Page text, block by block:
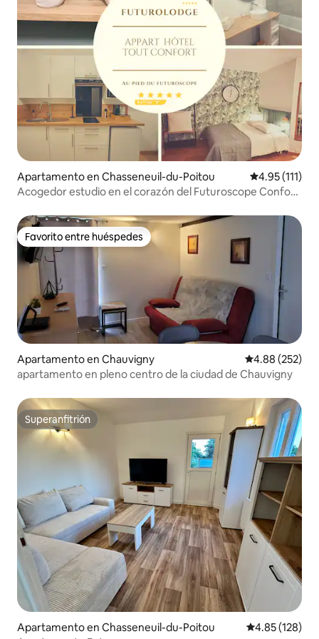
Apartamento en Chasseneuil-du-Poitou Calificación
4.95 (111)
Acogedor estudio en el corazón del Futuroscope Confort
Favorito entre huéspedes
Favorito entre huéspedes
Apartamento en Chauvigny Calificación
4.88 (252)
apartamento en pleno centro de la ciudad de Chauvigny
Superanfitrión
Superanfitrión
Apartamento en Chasseneuil-du-Poitou Calificación
4.85 (128)